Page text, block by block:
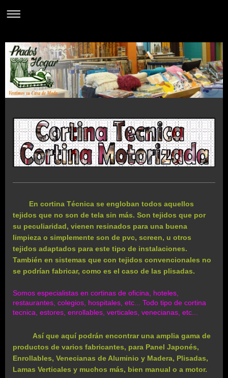
En cortina Técnica se engloban todos aquellos
tejidos que no son de tela sin más. Son tejidos que por
su peculiaridad, vienen resinados para una buena
limpieza o simplemente son de pvc, screen, u otros
tejidos adaptados para este tipo de instalaciones.
También en sistemas que con tejidos convencionales no
se podrían fabricar, como es el caso de las plisadas.
Somos especialistas en cortinas de oficina, hoteles,
restaurantes, colegios, hospitales, etc... Todo tipo de cortina
tecnica, estores, enrollables, verticales, venecianas, etc...
Así que aquí podrán encontrar una amplia gama de
productos de varios fabricantes, para Panel Japonés,
Enrollables, Venecianas de Aluminio y Madera, Plisadas,
Lamas Verticales y muchos más, bien manual o a motor.